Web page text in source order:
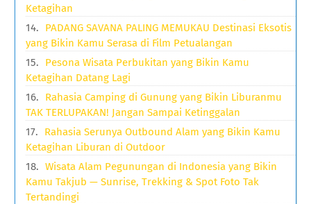
Ketagihan
PADANG SAVANA PALING MEMUKAU Destinasi Eksotis
yang Bikin Kamu Serasa di Film Petualangan
Pesona Wisata Perbukitan yang Bikin Kamu
Ketagihan Datang Lagi
Rahasia Camping di Gunung yang Bikin Liburanmu
TAK TERLUPAKAN! Jangan Sampai Ketinggalan
Rahasia Serunya Outbound Alam yang Bikin Kamu
Ketagihan Liburan di Outdoor
Wisata Alam Pegunungan di Indonesia yang Bikin
Kamu Takjub — Sunrise, Trekking & Spot Foto Tak
Tertandingi